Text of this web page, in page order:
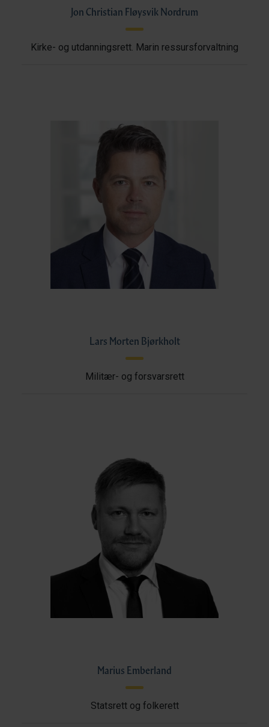
Jon Christian Fløysvik Nordrum
Kirke- og utdanningsrett. Marin ressursforvaltning
Lars Morten Bjørkholt
Militær- og forsvarsrett
Marius Emberland
Statsrett og folkerett